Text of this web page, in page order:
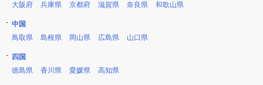
大阪府
兵庫県 京都府 滋賀県 奈良県 和歌山県
中国
鳥取県
島根県 岡山県 広島県 山口県
四国
徳島県
香川県 愛媛県 高知県